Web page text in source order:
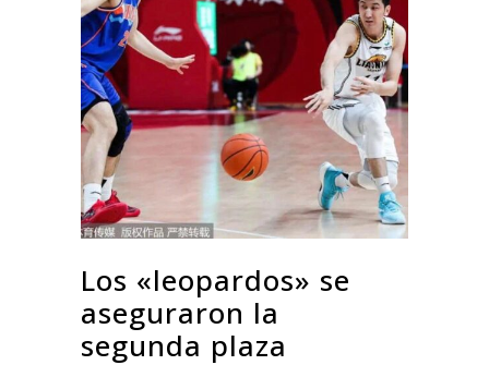
Los «leopardos» se
aseguraron la
segunda plaza